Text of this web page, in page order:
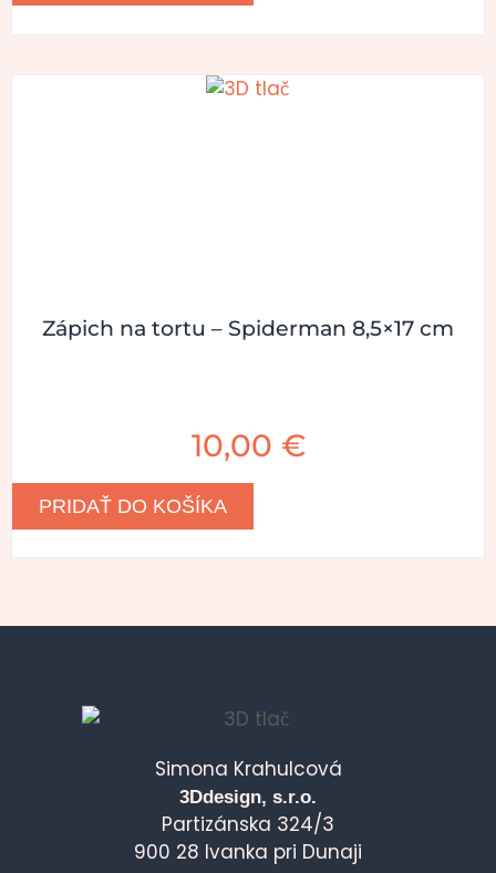
Zápich na tortu – Spiderman 8,5×17 cm
10,00 €
PRIDAŤ DO KOŠÍKA
Simona Krahulcová
3Ddesign, s.r.o.
Partizánska 324/3
900 28 Ivanka pri Dunaji